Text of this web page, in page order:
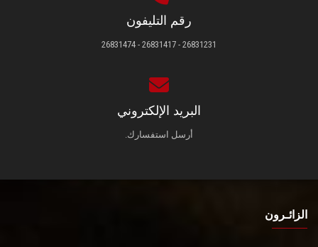
رقم التليفون
26831231 - 26831417 - 26831474
البريد الإلكتروني
أرسل استفسارك.
الزائـرون